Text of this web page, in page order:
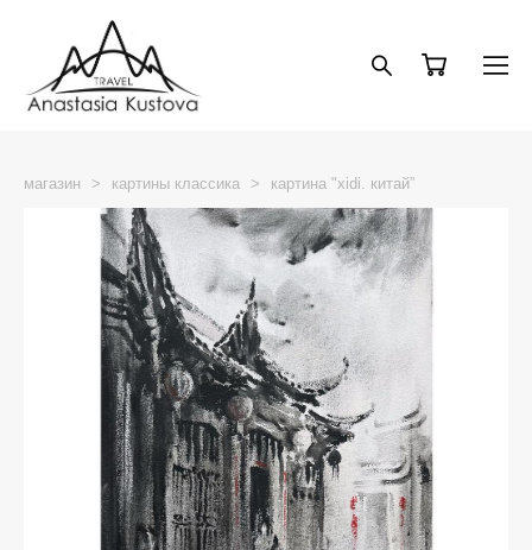
магазин > картины классика > картина "xidi. китай”